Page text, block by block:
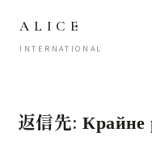
ALICE
INTERNATIONAL
返信先: